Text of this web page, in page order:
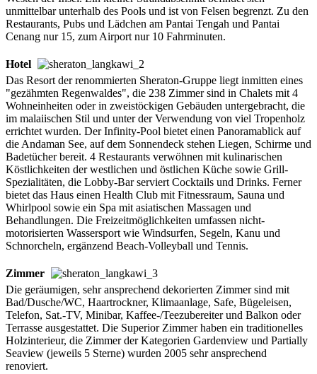
unmittelbar unterhalb des Pools und ist von Felsen begrenzt. Zu den
Restaurants, Pubs und Lädchen am Pantai Tengah und Pantai
Cenang nur 15, zum Airport nur 10 Fahrminuten.
Hotel
Das Resort der renommierten Sheraton-Gruppe liegt inmitten eines
"gezähmten Regenwaldes", die 238 Zimmer sind in Chalets mit 4
Wohneinheiten oder in zweistöckigen Gebäuden untergebracht, die
im malaiischen Stil und unter der Verwendung von viel Tropenholz
errichtet wurden. Der Infinity-Pool bietet einen Panoramablick auf
die Andaman See, auf dem Sonnendeck stehen Liegen, Schirme und
Badetücher bereit. 4 Restaurants verwöhnen mit kulinarischen
Köstlichkeiten der westlichen und östlichen Küche sowie Grill-
Spezialitäten, die Lobby-Bar serviert Cocktails und Drinks. Ferner
bietet das Haus einen Health Club mit Fitnessraum, Sauna und
Whirlpool sowie ein Spa mit asiatischen Massagen und
Behandlungen. Die Freizeitmöglichkeiten umfassen nicht-
motorisierten Wassersport wie Windsurfen, Segeln, Kanu und
Schnorcheln, ergänzend Beach-Volleyball und Tennis.
Zimmer
Die geräumigen, sehr ansprechend dekorierten Zimmer sind mit
Bad/Dusche/WC, Haartrockner, Klimaanlage, Safe, Bügeleisen,
Telefon, Sat.-TV, Minibar, Kaffee-/Teezubereiter und Balkon oder
Terrasse ausgestattet. Die Superior Zimmer haben ein traditionelles
Holzinterieur, die Zimmer der Kategorien Gardenview und Partially
Seaview (jeweils 5 Sterne) wurden 2005 sehr ansprechend
renoviert.